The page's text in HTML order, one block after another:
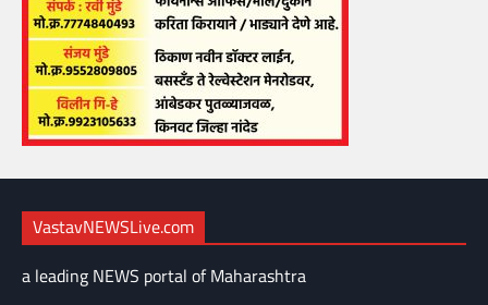
VastavNEWSLive.com
a leading NEWS portal of Maharashtra